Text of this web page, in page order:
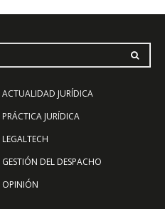
ACTUALIDAD JURÍDICA
PRÁCTICA JURÍDICA
LEGALTECH
GESTIÓN DEL DESPACHO
OPINIÓN